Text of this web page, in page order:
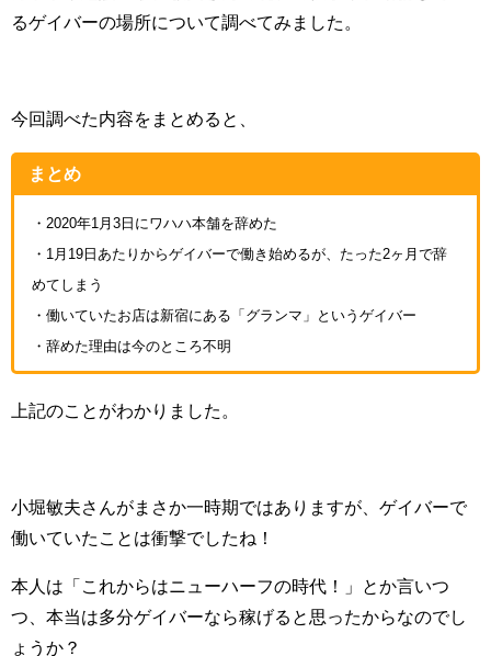
るゲイバーの場所について調べてみました。
今回調べた内容をまとめると、
まとめ
・2020年1月3日にワハハ本舗を辞めた
・1月19日あたりからゲイバーで働き始めるが、たった2ヶ月で辞
めてしまう
・働いていたお店は新宿にある「グランマ」というゲイバー
・辞めた理由は今のところ不明
上記のことがわかりました。
小堀敏夫さんがまさか一時期ではありますが、ゲイバーで
働いていたことは衝撃でしたね！
本人は「これからはニューハーフの時代！」とか言いつ
つ、本当は多分ゲイバーなら稼げると思ったからなのでし
ょうか？